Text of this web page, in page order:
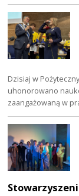
Dzisiaj w
uhonorowano
zaangażowaną w